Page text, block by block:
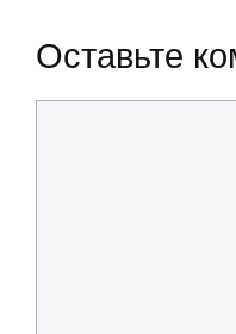
Оставьте